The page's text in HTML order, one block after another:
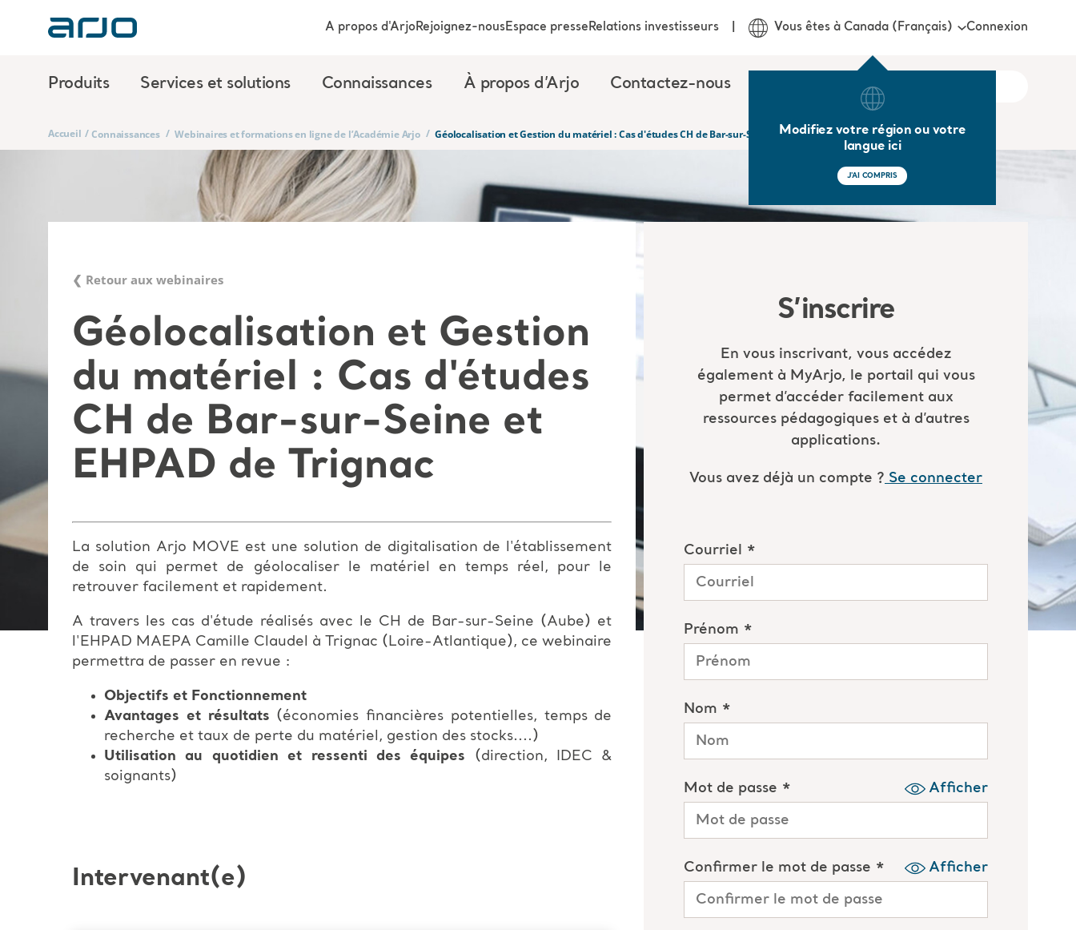
Produits Services et solutions Connaissances À propos d’Arjo Contactez-nous
A propos d'ArjoRejoignez-nousEspace presseRelations investisseurs Vous êtes à Canada (Français)
Modifiez votre région ou votre
langue ici
J'AI COMPRIS
Connexion
Accueil / Connaissances / Webinaires et formations en ligne de l’Académie Arjo / Géolocalisation et Gestion du matériel : Cas d'études CH de Bar-sur-Seine et EHPAD de Trignac
❮ Retour aux webinaires
Géolocalisation et Gestion
du matériel : Cas d'études
CH de Bar-sur-Seine et
EHPAD de Trignac
La solution Arjo MOVE est une solution de digitalisation de l'établissement
de soin qui permet de géolocaliser le matériel en temps réel, pour le
retrouver facilement et rapidement.
A travers les cas d'étude réalisés avec le CH de Bar-sur-Seine (Aube) et
l'EHPAD MAEPA Camille Claudel à Trignac (Loire-Atlantique), ce webinaire
permettra de passer en revue :
Objectifs et Fonctionnement
Avantages et résultats (économies financières potentielles, temps de
recherche et taux de perte du matériel, gestion des stocks....)
Utilisation au quotidien et ressenti des équipes (direction, IDEC &
soignants)
Intervenant(e)